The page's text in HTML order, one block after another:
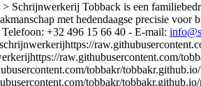
Schrijnwerkerij Tobback is een
met hedendaagse precisie
+32 496 15 66 40 - E-mail:
raw.githubusercontent.com/
tobbakr/
tobbakr/